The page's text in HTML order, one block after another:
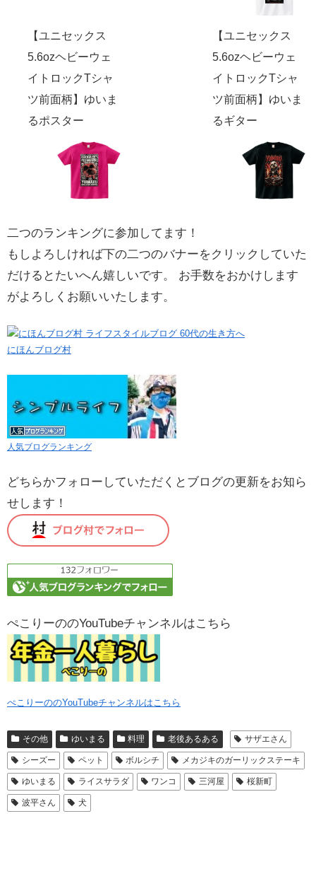
【ユニセックス
5.6ozヘビーウェ
イトロックTシャ
ツ前面柄】ゆいま
るポスター
【ユニセックス
5.6ozヘビーウェ
イトロックTシャ
ツ前面柄】ゆいま
るギター
二つのランキングに参加してます！
もしよろしければ下の二つのバナーをクリックしていた
だけるとたいへん嬉しいです。 お手数をおかけします
がよろしくお願いいたします。
にほんブログ村
人気ブログランキング
どちらかフォローしていただくとブログの更新をお知ら
せします！
ぺこりーののYouTubeチャンネルはこちら
ぺこりーののYouTubeチャンネルはこちら
その他 ゆいまる 料理 老後あるある サザエさん
シーズー ペット ボルシチ メカジキのガーリックステーキ
ゆいまる ライスサラダ ワンコ 三河屋 桜新町
波平さん 犬